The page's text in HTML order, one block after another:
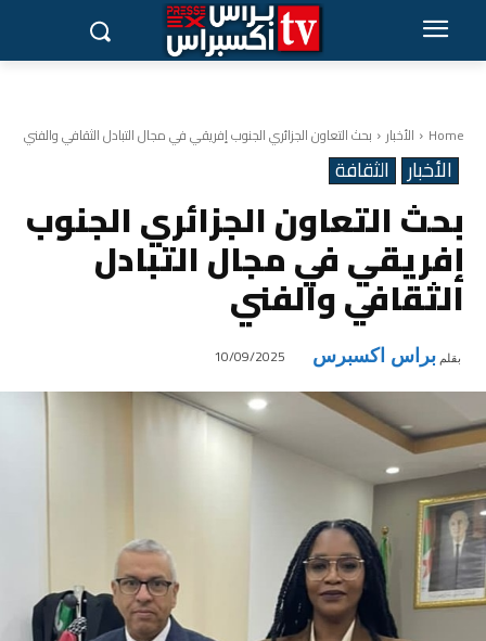
Home الأخبار بحث التعاون الجزائري الجنوب إفريقي في مجال التبادل الثقافي والفني
الأخبار الثقافة
بحث التعاون الجزائري الجنوب
إفريقي في مجال التبادل
الثقافي والفني
بقلم براس اكسبرس 10/09/2025